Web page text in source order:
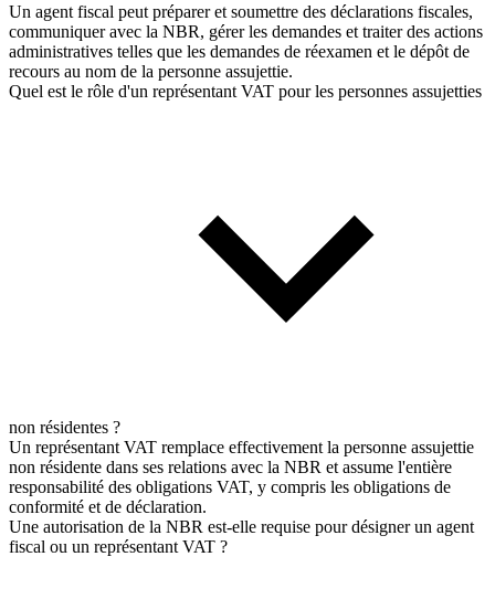
Un agent fiscal peut préparer et soumettre des déclarations fiscales,
communiquer avec la NBR, gérer les demandes et traiter des actions
administratives telles que les demandes de réexamen et le dépôt de
recours au nom de la personne assujettie.
Quel est le rôle d'un représentant VAT pour les personnes assujetties
non résidentes ?
Un représentant VAT remplace effectivement la personne assujettie
non résidente dans ses relations avec la NBR et assume l'entière
responsabilité des obligations VAT, y compris les obligations de
conformité et de déclaration.
Une autorisation de la NBR est-elle requise pour désigner un agent
fiscal ou un représentant VAT ?